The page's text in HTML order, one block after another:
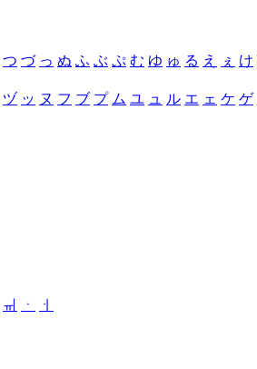
つ づ っ ぬ ふ ぶ ぷ む ゆ ゅ る え ぇ け
ヅ ッ ヌ フ ブ プ ム ユ ュ ル エ ェ ケ ゲ
ㆌ ㆍ
ㆎ